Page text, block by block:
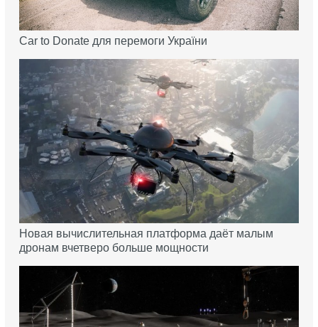
Car to Donate для перемоги України
Новая вычислительная платформа даёт малым
дронам вчетверо больше мощности